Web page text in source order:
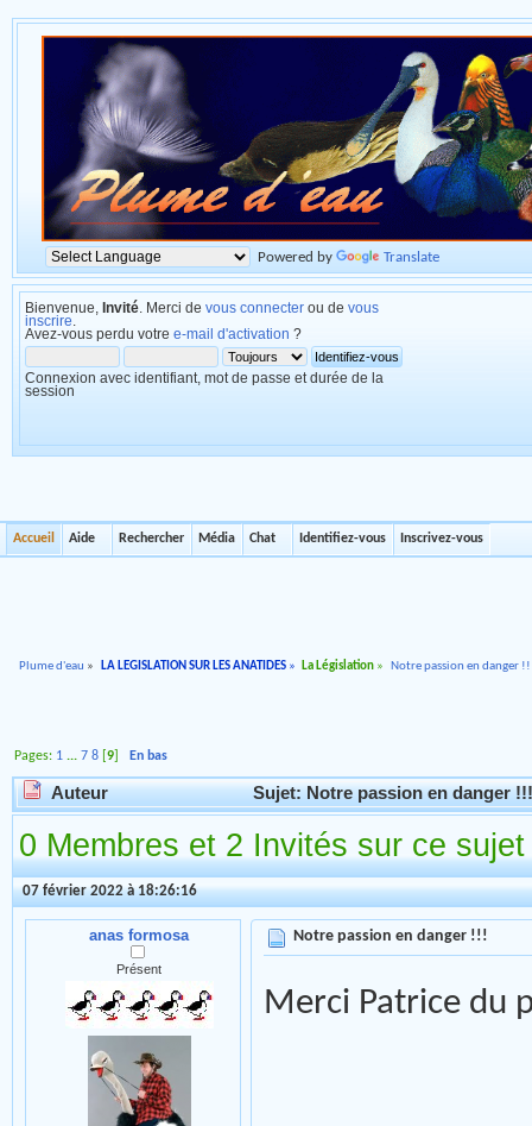
Powered by Translate
Bienvenue, Invité . Merci de vous connecter ou de vous
inscrire
Avez-vous perdu votre e-mail d'activation ?
Connexion avec identifiant, mot de passe et durée de la
session
Accueil Aide Rechercher Média Chat Identifiez-vous Inscrivez-vous
Plume d'eau » LA LEGISLATION SUR LES ANATIDES» La Législation » Notre passion en danger
Pages: 1 ... 7 8 [9 ]En bas
Auteur Sujet: Notre passion en danger
0 Membres et 2 Invités sur ce sujet
07 février 2022 à 18:26:16
anas formosa
Présent
Notre passion en danger !!!
Merci Patrice du